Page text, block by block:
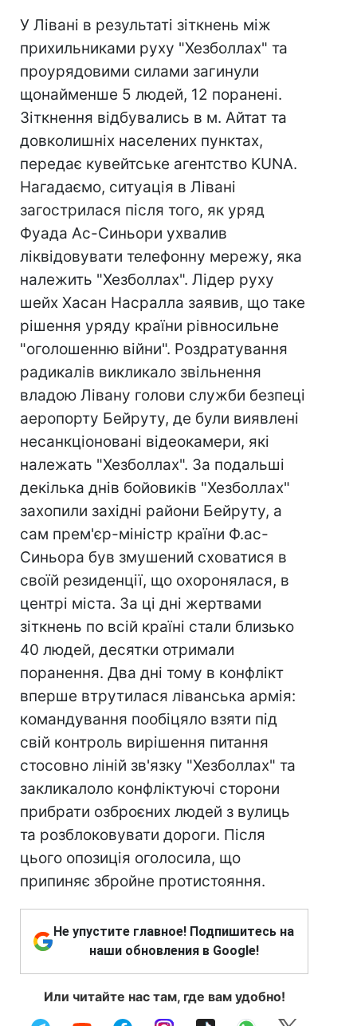
У Лівані в результаті зіткнень між
прихильниками руху "Хезболлах" та
проурядовими силами загинули
щонайменше 5 людей, 12 поранені.
Зіткнення відбувались в м. Айтат та
довколишніх населених пунктах,
передає кувейтське агентство KUNA.
Нагадаємо, ситуація в Лівані
загострилася після того, як уряд
Фуада Ас-Синьори ухвалив
ліквідовувати телефонну мережу, яка
належить "Хезболлах". Лідер руху
шейх Хасан Насралла заявив, що таке
рішення уряду країни рівносильне
"оголошенню війни". Роздратування
радикалів викликало звільнення
владою Лівану голови служби безпеці
аеропорту Бейруту, де були виявлені
несанкціоновані відеокамери, які
належать "Хезболлах". За подальші
декілька днів бойовиків "Хезболлах"
захопили західні райони Бейруту, а
сам прем'єр-міністр країни Ф.ас-
Синьора був змушений сховатися в
своїй резиденції, що охоронялася, в
центрі міста. За ці дні жертвами
зіткнень по всій країні стали близько
40 людей, десятки отримали
поранення. Два дні тому в конфлікт
вперше втрутилася ліванська армія:
командування пообіцяло взяти під
свій контроль вирішення питання
стосовно ліній зв'язку "Хезболлах" та
закликалоло конфліктуючі сторони
прибрати озброєних людей з вулиць
та розблоковувати дороги. Після
цього опозиція оголосила, що
припиняє збройне протистояння.
Не упустите главное! Подпишитесь на
наши обновления в Google!
Или читайте нас там, где вам удобно!